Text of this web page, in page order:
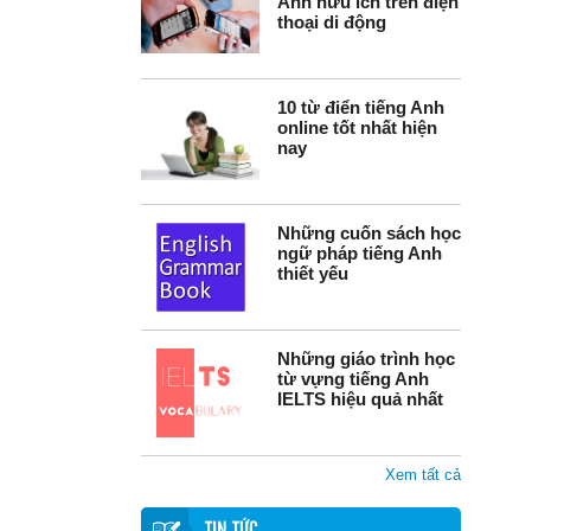
thoại di động
10 từ điển tiếng Anh
online tốt nhất hiện
nay
Những cuốn sách học
ngữ pháp tiếng Anh
thiết yếu
Những giáo trình học
từ vựng tiếng Anh
IELTS hiệu quả nhất
Xem tất cả